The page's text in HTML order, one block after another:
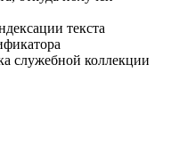
текста
служебной коллекции